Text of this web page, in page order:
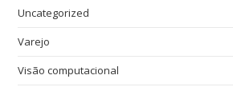
Uncategorized
Varejo
Visão computacional